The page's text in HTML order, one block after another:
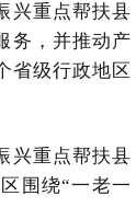
兴重点帮扶县
务，并推动产
省级行政地区
兴重点帮扶县
围绕“一老一